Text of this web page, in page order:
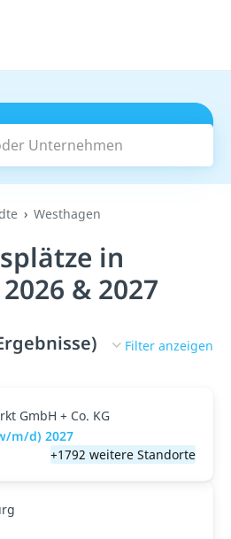
Unternehmen
Suchen
Westhagen
in
& 2027
Filter anzeigen
GmbH + Co. KG
m/d) 2027
+1792 weitere Standorte